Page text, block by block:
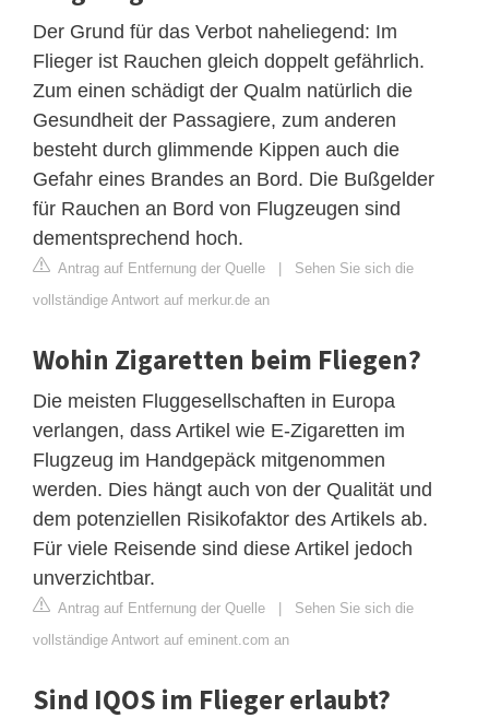
Der Grund für das Verbot naheliegend: Im
Flieger ist Rauchen gleich doppelt gefährlich.
Zum einen schädigt der Qualm natürlich die
Gesundheit der Passagiere, zum anderen
besteht durch glimmende Kippen auch die
Gefahr eines Brandes an Bord. Die Bußgelder
für Rauchen an Bord von Flugzeugen sind
dementsprechend hoch.
Antrag auf Entfernung der Quelle | Sehen Sie sich die
vollständige Antwort auf merkur.de an
Wohin Zigaretten beim Fliegen?
Die meisten Fluggesellschaften in Europa
verlangen, dass Artikel wie E-Zigaretten im
Flugzeug im Handgepäck mitgenommen
werden. Dies hängt auch von der Qualität und
dem potenziellen Risikofaktor des Artikels ab.
Für viele Reisende sind diese Artikel jedoch
unverzichtbar.
Antrag auf Entfernung der Quelle | Sehen Sie sich die
vollständige Antwort auf eminent.com an
Sind IQOS im Flieger erlaubt?